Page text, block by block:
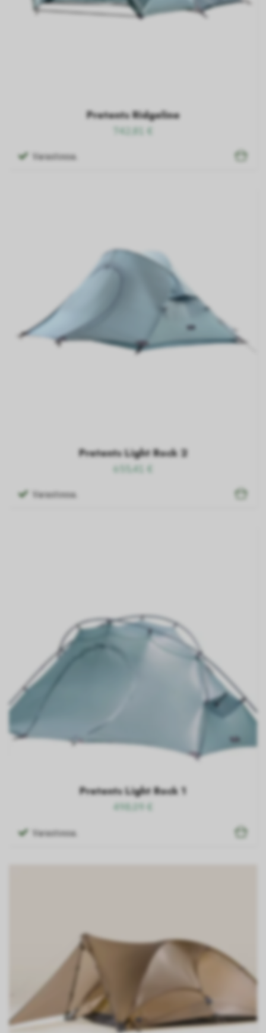
Pretents Ridgeline
742,81 €
Varastossa.
Pretents Light Rock 2
655,41 €
Varastossa.
Pretents Light Rock 1
Varastossa.